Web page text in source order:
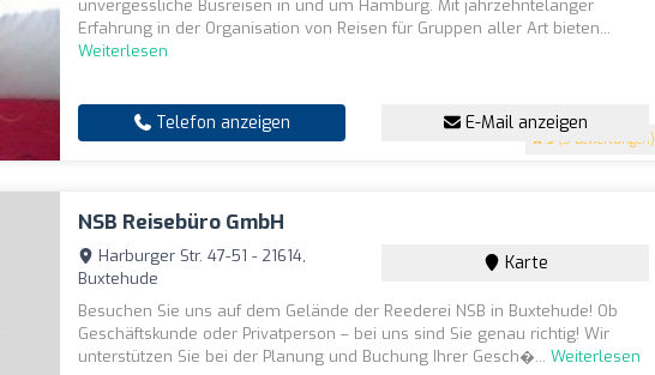
5 (5 Bewertungen)
unvergessliche Busreisen in und um Hamburg. Mit jahrzehntelanger
Erfahrung in der Organisation von Reisen für Gruppen aller Art bieten...
Weiterlesen
Telefon anzeigen E-Mail anzeigen
NSB Reisebüro GmbH
Harburger Str. 47-51 - 21614,
Buxtehude
Karte
Besuchen Sie uns auf dem Gelände der Reederei NSB in Buxtehude! Ob
Geschäftskunde oder Privatperson – bei uns sind Sie genau richtig! Wir
unterstützen Sie bei der Planung und Buchung Ihrer Gesch�...Weiterlesen